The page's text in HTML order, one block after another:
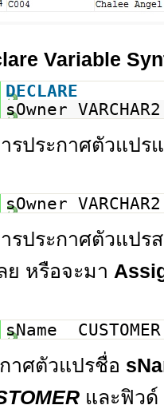
Variable
DECLARE
sOwner
รประกาศตัวแปร
sOwner
รประกาศตัวแป
ย หรือจะมา
sName
าศตัวแปรชื่อ
และฟิวด์